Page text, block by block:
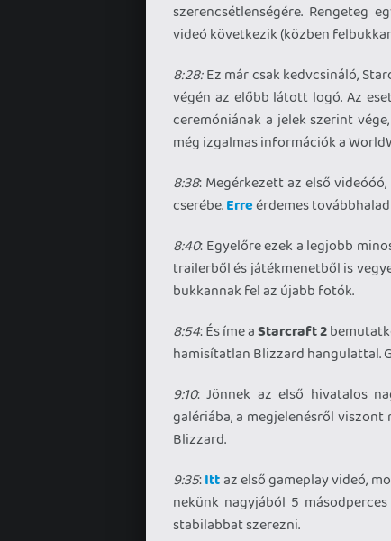
szerencsétlenségére. Rengeteg
videó következik (közben
8:28:Ez már csak kedvcsináló,
végén az előbb látott logó. Az
ceremóniának a jelek szerint
még izgalmas információk a
8:38: Megérkezett az első
cserébe.Erreérdemes
8:40: Egyelőre ezek a legjobb
trailerből és játékmenetből is
bukkannak fel az újabb fotók.
8:54: És íme aStarcraft 2
hamisítatlan Blizzard hangulattal.
9:10: Jönnek az első hivatalos
galériába, a megjelenésről
Blizzard.
9:35:Ittaz első gameplay videó,
nekünk nagyjából 5
stabilabbat szerezni.